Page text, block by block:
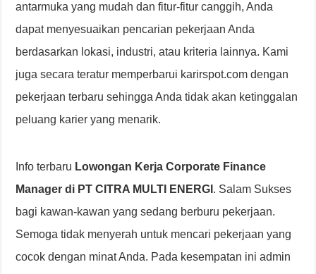
antarmuka yang mudah dan fitur-fitur canggih, Anda
dapat menyesuaikan pencarian pekerjaan Anda
berdasarkan lokasi, industri, atau kriteria lainnya. Kami
juga secara teratur memperbarui karirspot.com dengan
pekerjaan terbaru sehingga Anda tidak akan ketinggalan
peluang karier yang menarik.
Info terbaru Lowongan Kerja Corporate Finance
Manager di PT CITRA MULTI ENERGI . Salam Sukses
bagi kawan-kawan yang sedang berburu pekerjaan.
Semoga tidak menyerah untuk mencari pekerjaan yang
cocok dengan minat Anda. Pada kesempatan ini admin